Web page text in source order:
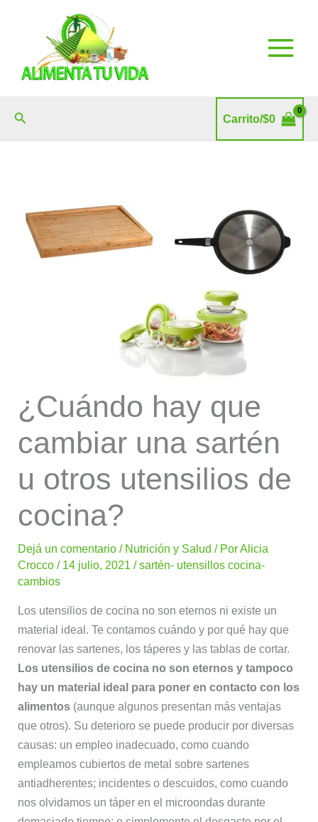
Buscar Carrito/$0
¿Cuándo hay que
cambiar una sartén
u otros utensilios de
cocina?
Dejá un comentario / Nutrición y Salud / PorAlicia
Crocco/ 14 julio, 2021/sartén- utensillos cocina-
cambios
Los utensilios de cocina no son eternos ni existe un
material ideal. Te contamos cuándo y por qué hay que
renovar las sartenes, los táperes y las tablas de cortar.
Los utensilios de cocina no son eternos y tampoco
hay un material ideal para poner en contacto con los
alimentos (aunque algunos presentan más ventajas
que otros). Su deterioro se puede producir por diversas
causas: un empleo inadecuado, como cuando
empleamos cubiertos de metal sobre sartenes
antiadherentes; incidentes o descuidos, como cuando
nos olvidamos un táper en el microondas durante